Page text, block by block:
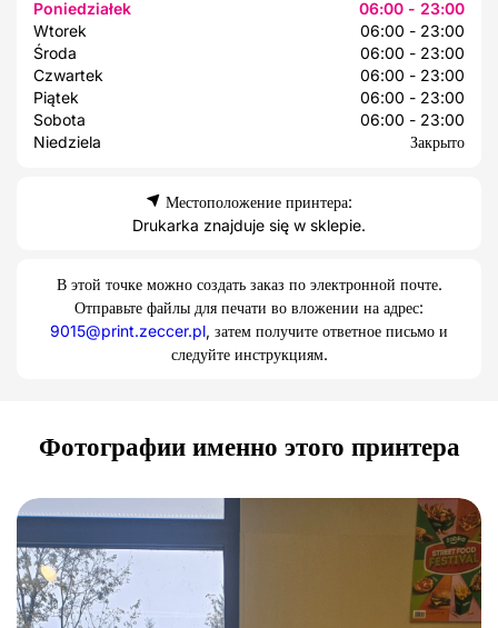
Poniedziałek
06:00 - 23:00
Wtorek
06:00 - 23:00
Środa
06:00 - 23:00
Czwartek
06:00 - 23:00
Piątek
06:00 - 23:00
Sobota
06:00 - 23:00
Niedziela
Закрыто
Местоположение принтера:
Drukarka znajduje się w sklepie.
В этой точке можно создать заказ по электронной почте.
Отправьте файлы для печати во вложении на адрес:
9015@print.zeccer.pl, затем получите ответное письмо и
следуйте инструкциям.
Фотографии именно этого принтера